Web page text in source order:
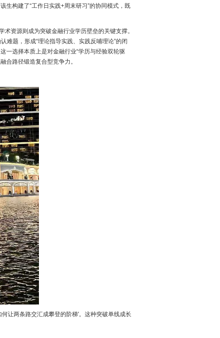
生构建了“工作日实践+周末研习”的协同模式，既
资源则成为突破金融行业学历壁垒的关键支撑。
难题，形成“理论指导实践、实践反哺理论”的闭
一选择本质上是对金融行业“学历与经验双轮驱
合路径锻造复合型竞争力。
让两条路交汇成攀登的阶梯'。这种突破单线成长